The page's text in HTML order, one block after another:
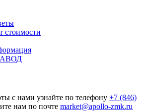
стоимости
с нами узнайте по телефону +7 (846)
нам по почте market@apollo-zmk.ru